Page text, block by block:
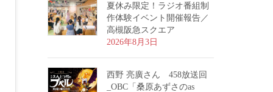
夏休み限定！ラジオ番組制
作体験イベント開催報告／
高槻阪急スクエア
2026年8月3日
西野 亮廣さん 458放送回
_OBC「桑原あずさのas